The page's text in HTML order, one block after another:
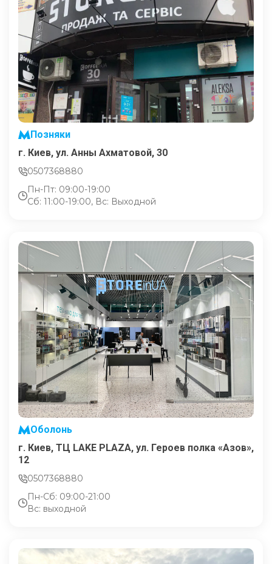
Позняки
г. Киев, ул. Анны Ахматовой, 30
0507368880
Пн-Пт: 09:00-19:00
Сб: 11:00-19:00, Вс: Выходной
Оболонь
г. Киев, ТЦ LAKE PLAZA, ул. Героев полка «Азов»,
12
0507368880
Пн-Сб: 09:00-21:00
Вс: выходной